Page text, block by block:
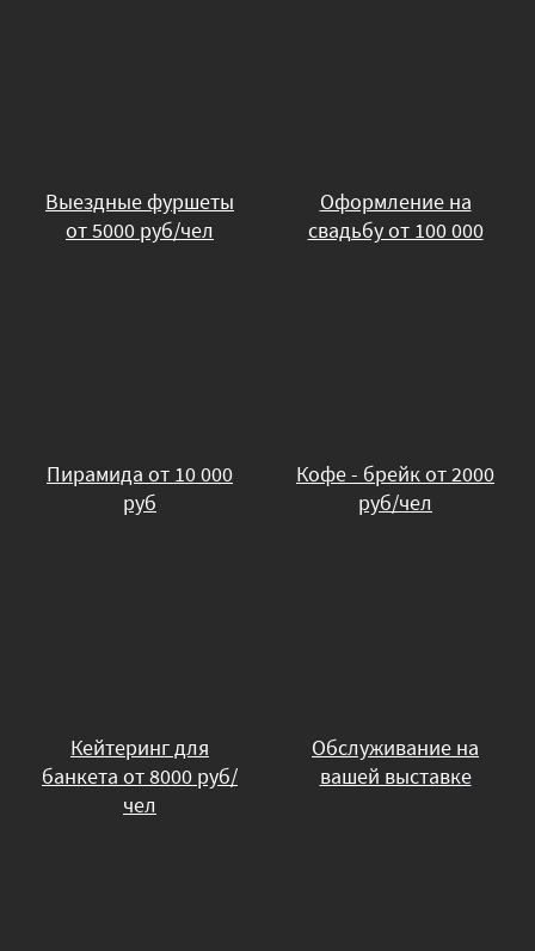
Выездные фуршеты
от 5000 руб/чел
Оформление на
свадьбу от 100 000
Пирамида от 10 000
руб
Кофе - брейк от 2000
руб/чел
Кейтеринг для
банкета от 8000 руб/
чел
Обслуживание на
вашей выставке